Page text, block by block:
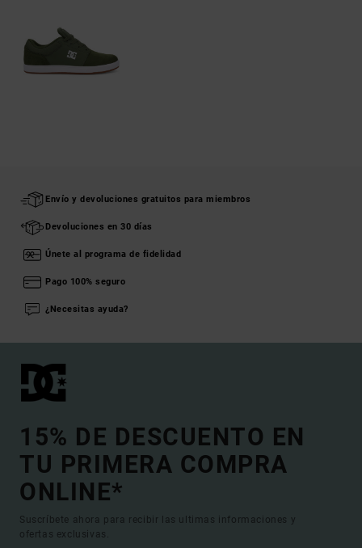
Envío y devoluciones gratuitos para miembros
Devoluciones en 30 días
Únete al programa de fidelidad
Pago 100% seguro
¿Necesitas ayuda?
15% DE DESCUENTO EN
TU PRIMERA COMPRA
ONLINE*
Suscríbete ahora para recibir las ultimas informaciones y
ofertas exclusivas.